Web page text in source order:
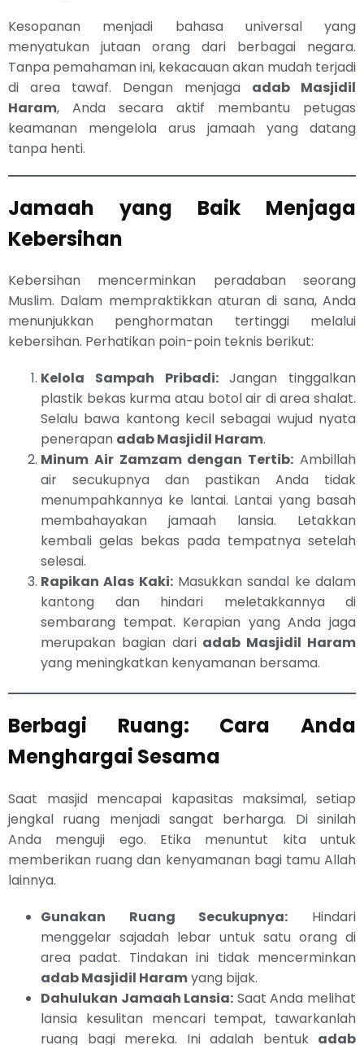
Kesopanan menjadi bahasa universal yang
menyatukan jutaan orang dari berbagai negara.
Tanpa pemahaman ini, kekacauan akan mudah terjadi
di area tawaf. Dengan menjaga adab Masjidil
Haram, Anda secara aktif membantu petugas
keamanan mengelola arus jamaah yang datang
tanpa henti.
Jamaah yang Baik Menjaga
Kebersihan
Kebersihan mencerminkan peradaban seorang
Muslim. Dalam mempraktikkan aturan di sana, Anda
menunjukkan penghormatan tertinggi melalui
kebersihan. Perhatikan poin-poin teknis berikut:
Kelola Sampah Pribadi:Jangan tinggalkan
plastik bekas kurma atau botol air di area shalat.
Selalu bawa kantong kecil sebagai wujud nyata
penerapan adab Masjidil Haram.
Minum Air Zamzam dengan Tertib: Ambillah
air secukupnya dan pastikan Anda tidak
menumpahkannya ke lantai. Lantai yang basah
membahayakan jamaah lansia. Letakkan
kembali gelas bekas pada tempatnya setelah
selesai.
Rapikan Alas Kaki:Masukkan sandal ke dalam
kantong dan hindari meletakkannya di
sembarang tempat. Kerapian yang Anda jaga
merupakan bagian dari adab Masjidil Haram
yang meningkatkan kenyamanan bersama.
Berbagi Ruang: Cara Anda
Menghargai Sesama
Saat masjid mencapai kapasitas maksimal, setiap
jengkal ruang menjadi sangat berharga. Di sinilah
Anda menguji ego. Etika menuntut kita untuk
memberikan ruang dan kenyamanan bagi tamu Allah
lainnya.
Gunakan Ruang Secukupnya: Hindari
menggelar sajadah lebar untuk satu orang di
area padat. Tindakan ini tidak mencerminkan
adab Masjidil Haramyang bijak.
Dahulukan Jamaah Lansia: Saat Anda melihat
lansia kesulitan mencari tempat, tawarkanlah
ruang bagi mereka. Ini adalah bentuk adab